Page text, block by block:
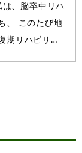
、脳卒中リハ
、 このたび地
期リハビリテ